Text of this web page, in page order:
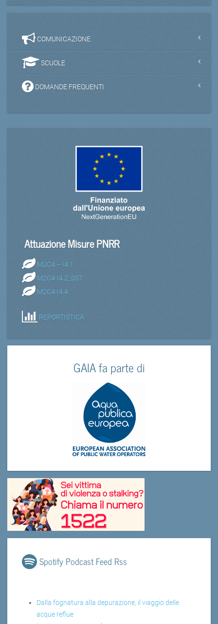
COMUNICAZIONE
SCUOLE
DOMANDE FREQUENTI
Attuazione Misure PNRR
M2C4 – I4.1
M2C4-I4.2_057
M2C4-I4.4
REPORTISTICA
GAIA fa parte di
Spotify Podcast Feed Rss
Dalla fognatura alla depurazione, il viaggio delle
acque reflue